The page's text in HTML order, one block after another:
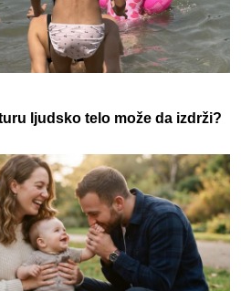
ljudsko telo može da izdrži?